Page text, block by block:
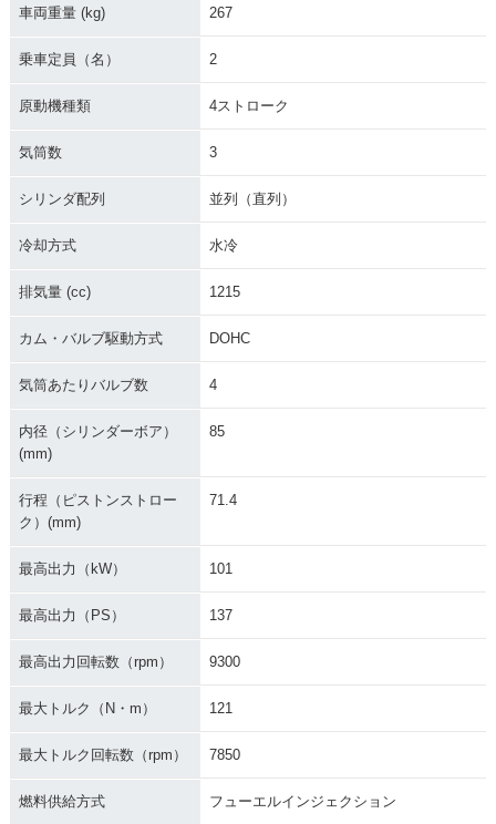
車両重量 (kg) 267
乗車定員（名） 2
原動機種類 4ストローク
気筒数 3
シリンダ配列 並列（直列）
冷却方式 水冷
排気量 (cc) 1215
カム・バルブ駆動方式 DOHC
気筒あたりバルブ数 4
内径（シリンダーボア）
(mm)
85
行程（ピストンストロー
ク）(mm)
71.4
最高出力（kW） 101
最高出力（PS） 137
最高出力回転数（rpm） 9300
最大トルク（N・m） 121
最大トルク回転数（rpm） 7850
燃料供給方式 フューエルインジェクション